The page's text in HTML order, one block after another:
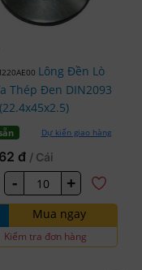
Lông Đền Lò
Thép Đen DIN2093
Dự kiến giao hàng
đ / Cái
- +
Mua ngay
Kiểm tra đơn hàng